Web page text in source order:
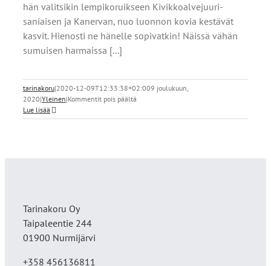
hän valitsikin lempikoruikseen Kivikkoalvejuuri-
saniaisen ja Kanervan, nuo luonnon kovia kestävät
kasvit. Hienosti ne hänelle sopivatkin! Näissä vähän
sumuisen harmaissa [...]
tarinakoru|2020-12-09T12:33:38+02:009 joulukuun,
2020|Yleinen|Kommentit pois päältä
Lue lisää
Tarinakoru Oy
Taipaleentie 244
01900 Nurmijärvi
+358 456136811